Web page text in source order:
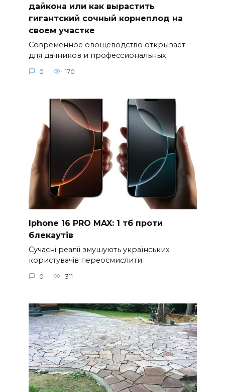
дайкона или как вырастить
гигантский сочный корнеплод на
своем участке
Современное овощеводство открывает
для дачников и профессиональных
0 170
Iphone 16 PRO MAX: 1 тб проти
блекаутів
Сучасні реалії змушують українських
користувачів переосмислити
0 311